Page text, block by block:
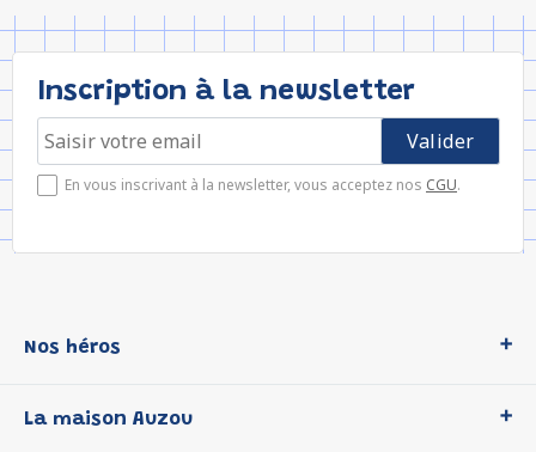
Inscription à la newsletter
En vous inscrivant à la newsletter, vous acceptez nos CGU.
Nos héros
P'tit Loup
La maison Auzou